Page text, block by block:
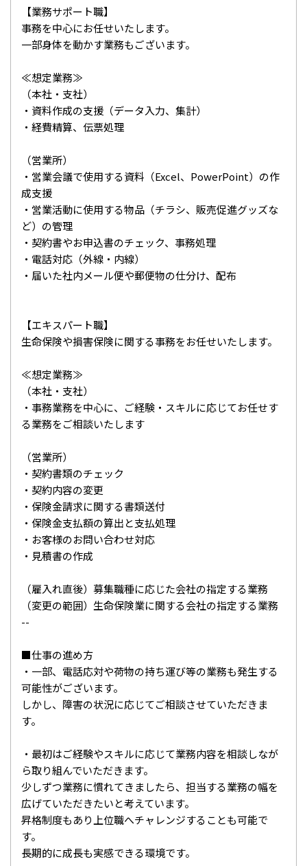
【業務サポート職】
事務を中心にお任せいたします。
一部身体を動かす業務もございます。
≪想定業務≫
（本社・支社）
・資料作成の支援（データ入力、集計）
・経費精算、伝票処理
（営業所）
・営業会議で使用する資料（Excel、PowerPoint）の作
成支援
・営業活動に使用する物品（チラシ、販売促進グッズな
ど）の管理
・契約書やお申込書のチェック、事務処理
・電話対応（外線・内線）
・届いた社内メール便や郵便物の仕分け、配布
【エキスパート職】
生命保険や損害保険に関する事務をお任せいたします。
≪想定業務≫
（本社・支社）
・事務業務を中心に、ご経験・スキルに応じてお任せす
る業務をご相談いたします
（営業所）
・契約書類のチェック
・契約内容の変更
・保険金請求に関する書類送付
・保険金支払額の算出と支払処理
・お客様のお問い合わせ対応
・見積書の作成
（雇入れ直後）募集職種に応じた会社の指定する業務
（変更の範囲）生命保険業に関する会社の指定する業務
--
■仕事の進め方
・一部、電話応対や荷物の持ち運び等の業務も発生する
可能性がございます。
しかし、障害の状況に応じてご相談させていただきま
す。
・最初はご経験やスキルに応じて業務内容を相談しなが
ら取り組んでいただきます。
少しずつ業務に慣れてきましたら、担当する業務の幅を
広げていただきたいと考えています。
昇格制度もあり上位職へチャレンジすることも可能で
す。
長期的に成長も実感できる環境です。